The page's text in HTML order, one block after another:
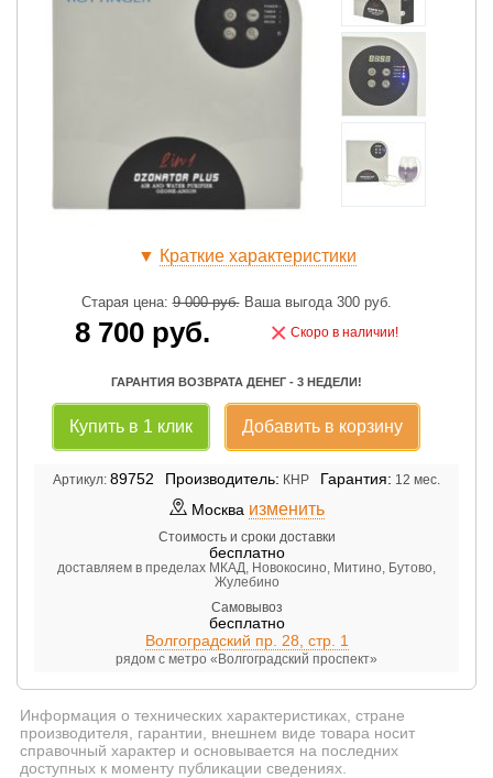
▼ Краткие характеристики
Старая цена:9 000руб. Ваша выгода300руб.
8 700 руб. × Скоро в наличии!
ГАРАНТИЯ ВОЗВРАТА ДЕНЕГ - 3 НЕДЕЛИ!
Купить в 1 клик Добавить в корзину
Артикул: 89752 Производитель: КНР Гарантия: 12 мес.
Москва изменить
Стоимость и сроки доставки
бесплатно
доставляем в пределах МКАД, Новокосино, Митино, Бутово,
Жулебино
Самовывоз
бесплатно
Волгоградский пр. 28, стр. 1
рядом с метро «Волгоградский проспект»
Информация о технических характеристиках, стране
производителя, гарантии, внешнем виде товара носит
справочный характер и основывается на последних
доступных к моменту публикации сведениях.